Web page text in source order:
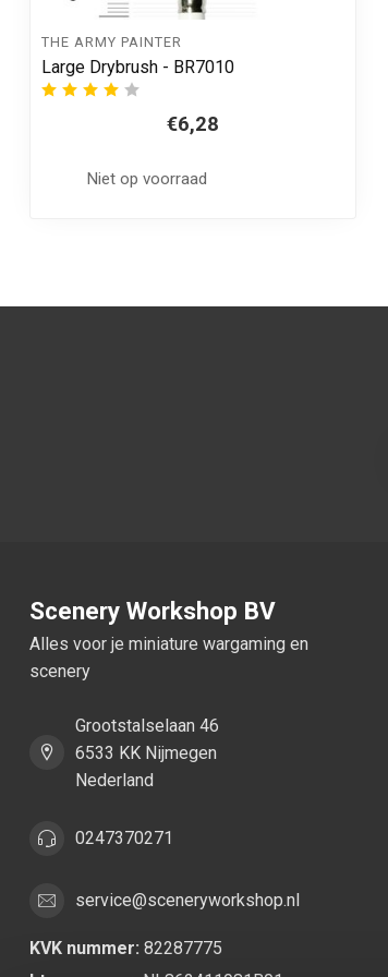
THE ARMY PAINTER
Large Drybrush - BR7010
€6,28
Niet op voorraad
Scenery Workshop BV
Alles voor je miniature wargaming en
scenery
Grootstalselaan 46
6533 KK Nijmegen
Nederland
0247370271
service@sceneryworkshop.nl
KVK nummer: 82287775